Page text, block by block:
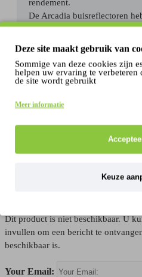
rendement.
De Arcadia buisreflectoren
en worden geleverd met
EMAIL ME WHEN THIS
Dit product is niet beschikbaar. U
invullen om een bericht te
beschikbaar is.
Your Email:
Deze site maakt gebruik van
Sommige van deze cookies zijn
helpen uw ervaring te
de site wordt gebruikt
Meer informatie
Keuze